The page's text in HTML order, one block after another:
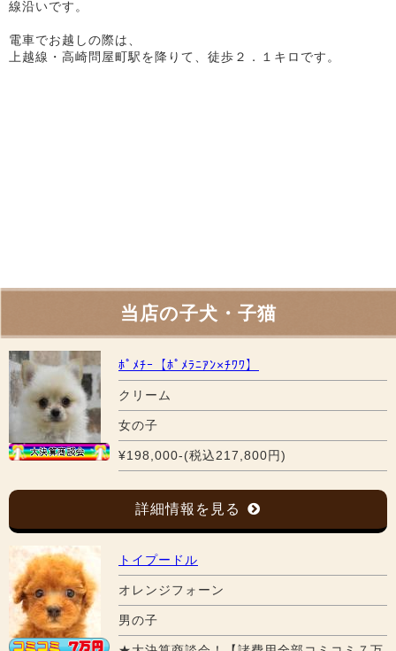
線沿いです。
電車でお越しの際は、
上越線・高崎問屋町駅を降りて、徒歩２．１キロです。
当店の子犬・子猫
ﾎﾟﾒﾁｰ【ﾎﾟﾒﾗﾆｱﾝ×ﾁﾜﾜ】
クリーム
女の子
¥198,000-(税込217,800円)
詳細情報を見る
トイプードル
オレンジフォーン
男の子